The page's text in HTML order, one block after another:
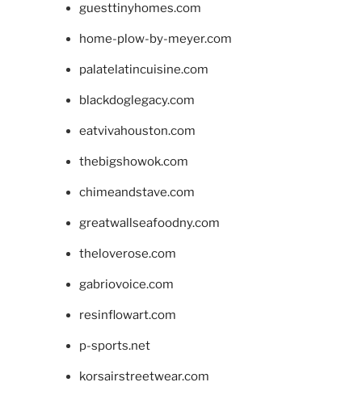
guesttinyhomes.com
home-plow-by-meyer.com
palatelatincuisine.com
blackdoglegacy.com
eatvivahouston.com
thebigshowok.com
chimeandstave.com
greatwallseafoodny.com
theloverose.com
gabriovoice.com
resinflowart.com
p-sports.net
korsairstreetwear.com